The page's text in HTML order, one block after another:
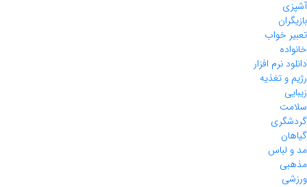
آشپزی
بازیگران
تعبیر خواب
خانواده
دانلود نرم افزار
رژیم و تغذیه
زیبایی
سلامت
گردشگری
گیاهان
مد و لباس
مذهبی
ورزشی